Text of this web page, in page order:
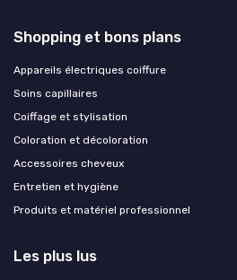
Shopping et bons plans
Appareils électriques coiffure
Soins capillaires
Coiffage et stylisation
Coloration et décoloration
Accessoires cheveux
Entretien et hygiène
Produits et matériel professionnel
Les plus lus